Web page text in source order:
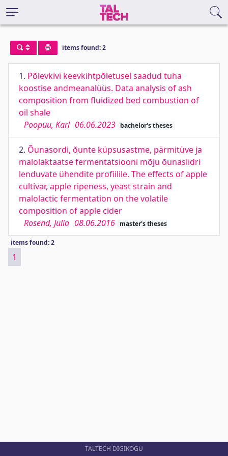
items found: 2
1. Põlevkivi keevkihtpõletusel saadud tuha
koostise andmeanalüüs. Data analysis of ash
composition from fluidized bed combustion of
oil shale
Poopuu, Karl 06.06.2023 bachelor's theses
2. Õunasordi, õunte küpsusastme, pärmitüve ja
malolaktaatse fermentatsiooni mõju õunasiidri
lenduvate ühendite profiilile. The effects of apple
cultivar, apple ripeness, yeast strain and
malolactic fermentation on the volatile
composition of apple cider
Rosend, Julia 08.06.2016 master's theses
items found: 2
1
TALTECH DIGIKOGU